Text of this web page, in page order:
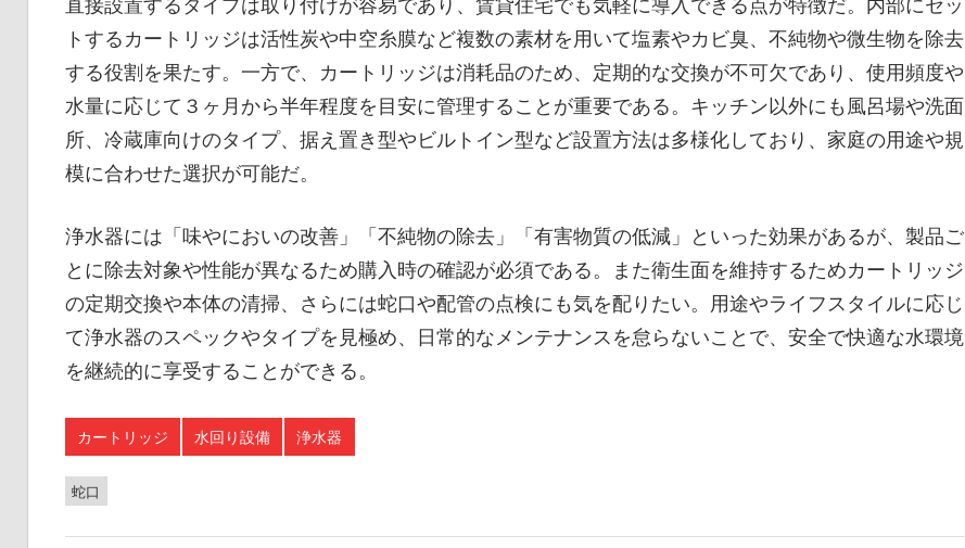
直接設置するタイプは取り付けが容易であり、賃貸住宅でも気軽に導入できる点が特徴だ。内部にセッ
トするカートリッジは活性炭や中空糸膜など複数の素材を用いて塩素やカビ臭、不純物や微生物を除去
する役割を果たす。一方で、カートリッジは消耗品のため、定期的な交換が不可欠であり、使用頻度や
水量に応じて３ヶ月から半年程度を目安に管理することが重要である。キッチン以外にも風呂場や洗面
所、冷蔵庫向けのタイプ、据え置き型やビルトイン型など設置方法は多様化しており、家庭の用途や規
模に合わせた選択が可能だ。
浄水器には「味やにおいの改善」「不純物の除去」「有害物質の低減」といった効果があるが、製品ご
とに除去対象や性能が異なるため購入時の確認が必須である。また衛生面を維持するためカートリッジ
の定期交換や本体の清掃、さらには蛇口や配管の点検にも気を配りたい。用途やライフスタイルに応じ
て浄水器のスペックやタイプを見極め、日常的なメンテナンスを怠らないことで、安全で快適な水環境
を継続的に享受することができる。
カートリッジ 水回り設備 浄水器
蛇口